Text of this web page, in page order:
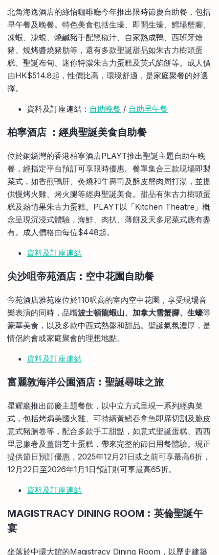
北角海逸酒店的綠怡咖啡廳今年推出限時節慶自助餐，包括
早午餐及晚餐。特色美食包括生蠔、即開生蠔、鱈場蟹腳、
凍蝦、凍蜆、燒鹹豬手配黑椒汁、自家熟成鴨、西班牙燴
豬、燒烤醬燒豬肋等，還有多款聖誕甜品如朱古力樹頭蛋
糕、聖誕布甸、迷你特濃朱古力蛋糕及英式餡餅等。成人價
由HK$514.8起，性價比高，環境舒適，是家庭聚餐的好選
擇。
資料及訂座連結： 自助晚餐 / 自助早午餐
柏寧酒店 ：經典聖誕美食自助餐
位於銅鑼灣的香港柏寧酒店PLAYT推出聖誕主題自助午晚
餐，經指定平台預訂可享限時優惠。餐單集合三款現場即製
菜式，如香煎鴨肝、灸燒和牛壽司及酥皮蟹肉周打湯，並提
供慢烤火雞、烤火腿等經典聖誕美食。甜品有朱古力樹頭蛋
糕及熱情果朱古力蛋糕。PLAYT以「Kitchen Theatre」概
念呈現沉浸式體驗，海鮮、肉扒、薄餅及天多尼菜式應有盡
有。成人價格由每位$448起。
資料及訂座連結
尖沙咀帝苑酒店：空中花園自助餐
帝苑酒店雅苑座位於110呎高的室內空中花園，享受現場音
樂表演的同時，品嚐波士頓龍蝦山、加拿大雪蟹腳、生蠔等
豪華美食，以及多款中西式熱盤和甜品。聖誕氣氛濃厚，是
情侶約會或家庭聚會的理想地點。
資料及訂座連結
富麗敦海洋公園酒店︰聖誕尋味之旅
星耀廳推出節慶主題餐飲，以中立方式呈現一系列經典菜
式，包括烤焗美國火雞、可持續黃鰭吞拿魚即席切割及脆皮
意式豬腩卷等，配合多款手工甜點，如意式聖誕蛋糕、西西
里忌廉卷及薑餅芝士蛋糕，帶來完整的節日用餐體驗。現正
提供節日預訂優惠，2025年12月21日或之前可享最高6折，
12月22日至2026年1月1日預訂則可享最高65折。
資料及訂座連結
MAGISTRACY DINING ROOM︰英倫聖誕午
宴
坐落於中環大館的Magistracy Dining Room，以歷史建築